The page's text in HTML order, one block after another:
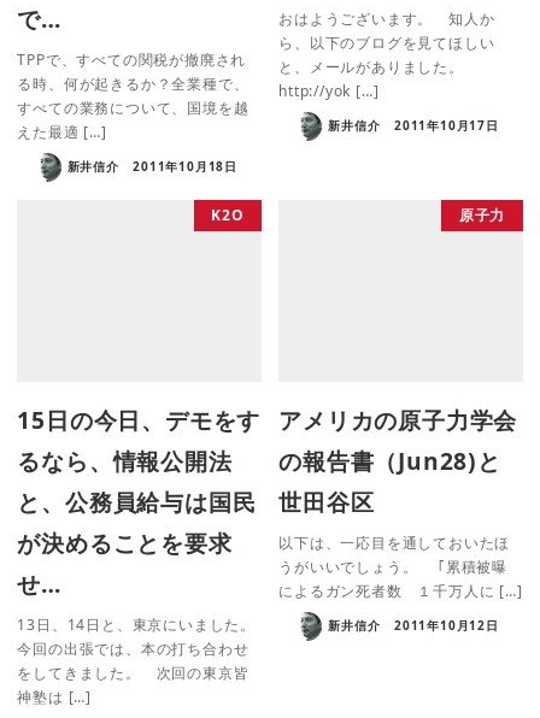
で…
TPPで、すべての関税が撤廃され
る時、何が起きるか？全業種で、
すべての業務について、国境を越
えた最適 […]
新井信介 2011年10月18日
おはようございます。 知人か
ら、以下のブログを見てほしい
と、メールがありました。
http://yok […]
新井信介 2011年10月17日
K2O
15日の今日、デモをす
るなら、情報公開法
と、公務員給与は国民
が決めることを要求
せ…
13日、14日と、東京にいました。
今回の出張では、本の打ち合わせ
をしてきました。 次回の東京皆
神塾は […]
原子力
アメリカの原子力学会
の報告書（Jun28)と
世田谷区
以下は、一応目を通しておいたほ
うがいいでしょう。 ｢累積被曝
によるガン死者数 １千万人に […]
新井信介 2011年10月12日